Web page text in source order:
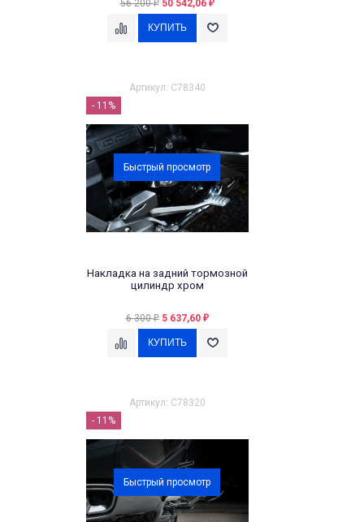
56 200₽ 50 542,06 ₽
Артикул: C78340
- 11%
Быстрый просмотр
Накладка на задний тормозной
цилиндр хром
6 300₽ 5 637,60 ₽
Артикул: C78320
- 11%
Быстрый просмотр